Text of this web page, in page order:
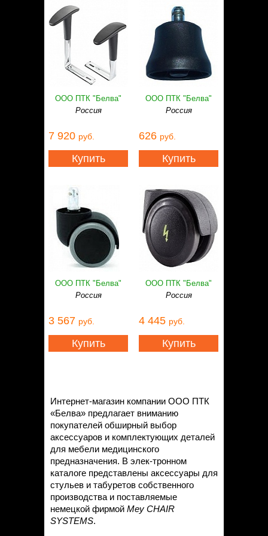
ООО ПТК "Белва"
Россия
7 920 руб.
Купить
ООО ПТК "Белва"
Россия
626 руб.
Купить
ООО ПТК "Белва"
Россия
3 567 руб.
Купить
ООО ПТК "Белва"
Россия
4 445 руб.
Купить
Интернет-магазин компании ООО ПТК
«Белва» предлагает вниманию
покупателей обширный выбор
аксессуаров и комплектующих деталей
для мебели медицинского
предназначения. В элек-тронном
каталоге представлены аксессуары для
стульев и табуретов собственного
производства и поставляемые
немецкой фирмой Mey CHAIR
SYSTEMS.